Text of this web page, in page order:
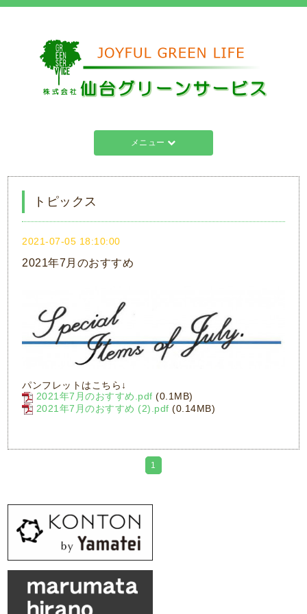
メニュー
トピックス
2021-07-05 18:10:00
2021年7月のおすすめ
パンフレットはこちら↓
2021年7月のおすすめ.pdf (0.1MB)
2021年7月のおすすめ (2).pdf (0.14MB)
1